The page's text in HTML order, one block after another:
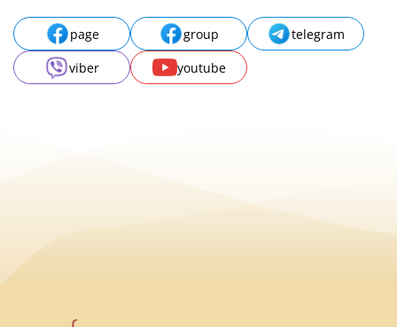
page group
telegram
viber
youtube